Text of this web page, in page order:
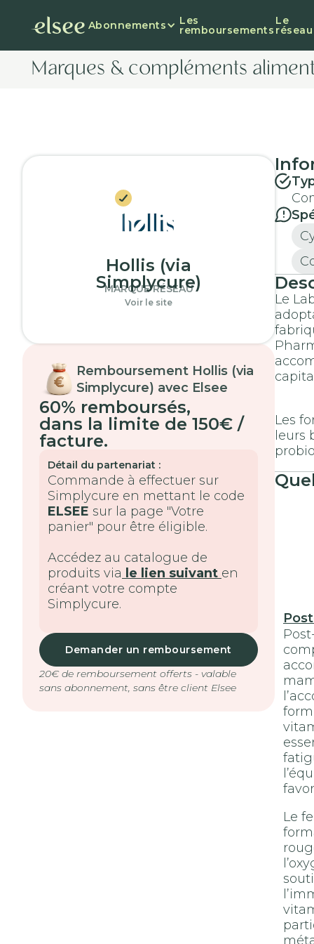
Abonnements Les
remboursements
Le
réseau
Marques & compléments
Hollis (via
Simplycure)
MARQUE RÉSEAU
Voir le site
Remboursement Hollis (via
Simplycure) avec Elsee
60% remboursés,
dans la limite de 150€ /
facture.
Détail du partenariat :
Commande à effectuer sur
Simplycure en mettant le code
ELSEE sur la page "Votre
panier" pour être éligible.
Accédez au catalogue de
produits via le lien suivant en
créant votre compte
Simplycure.
Demander un remboursement
20€ de remboursement offerts - valable
sans abonnement, sans être client Elsee
Le
Les
leurs
Le